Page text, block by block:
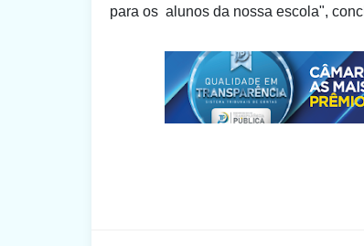
para os alunos da nossa escola",